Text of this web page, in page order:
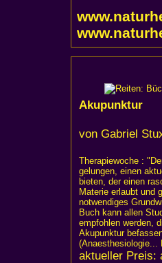
Akupunktur
von Gabriel
Therapiewoche :
gelungen, einen
bieten, der einen
Materie erlaubt und
notwendiges
Buch kann allen
empfohlen werden,
Akupunktur
(Anaesthesiologie...
aktueller Preis: